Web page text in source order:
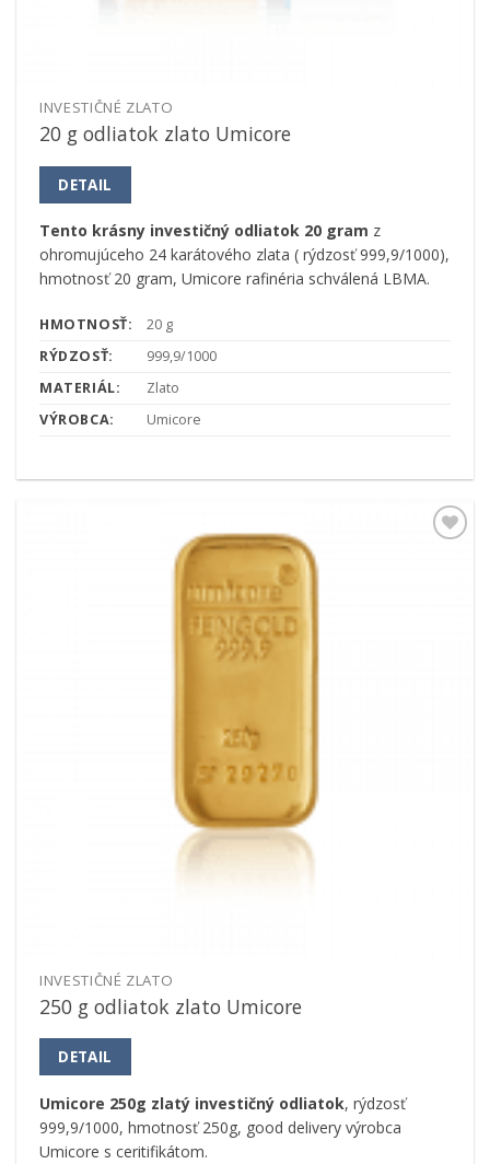
INVESTIČNÉ ZLATO
20 g odliatok zlato Umicore
DETAIL
Tento krásny investičný odliatok 20 gram z
ohromujúceho 24 karátového zlata ( rýdzosť 999,9/1000),
hmotnosť 20 gram, Umicore rafinéria schválená LBMA.
HMOTNOSŤ:
20 g
RÝDZOSŤ:
999,9/1000
MATERIÁL:
Zlato
VÝROBCA:
Umicore
INVESTIČNÉ ZLATO
250 g odliatok zlato Umicore
DETAIL
Umicore 250g zlatý investičný odliatok, rýdzosť
999,9/1000, hmotnosť 250g, good delivery výrobca
Umicore s ceritifikátom.